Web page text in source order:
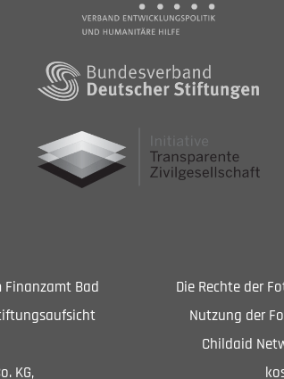
Bad
KG,
Die Rechte der
Nutzung der
Childaid